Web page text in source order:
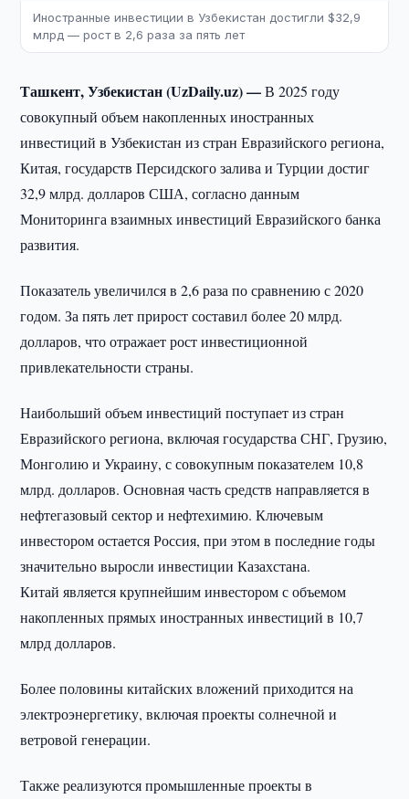
Иностранные инвестиции в Узбекистан достигли $32,9
млрд — рост в 2,6 раза за пять лет
Ташкент, Узбекистан (UzDaily.uz) —В 2025 году
совокупный объем накопленных иностранных
инвестиций в Узбекистан из стран Евразийского региона,
Китая, государств Персидского залива и Турции достиг
32,9 млрд. долларов США, согласно данным
Мониторинга взаимных инвестиций Евразийского банка
развития.
Показатель увеличился в 2,6 раза по сравнению с 2020
годом. За пять лет прирост составил более 20 млрд.
долларов, что отражает рост инвестиционной
привлекательности страны.
Наибольший объем инвестиций поступает из стран
Евразийского региона, включая государства СНГ, Грузию,
Монголию и Украину, с совокупным показателем 10,8
млрд. долларов. Основная часть средств направляется в
нефтегазовый сектор и нефтехимию. Ключевым
инвестором остается Россия, при этом в последние годы
значительно выросли инвестиции Казахстана.
Китай является крупнейшим инвестором с объемом
накопленных прямых иностранных инвестиций в 10,7
млрд долларов.
Более половины китайских вложений приходится на
электроэнергетику, включая проекты солнечной и
ветровой генерации.
Также реализуются промышленные проекты в